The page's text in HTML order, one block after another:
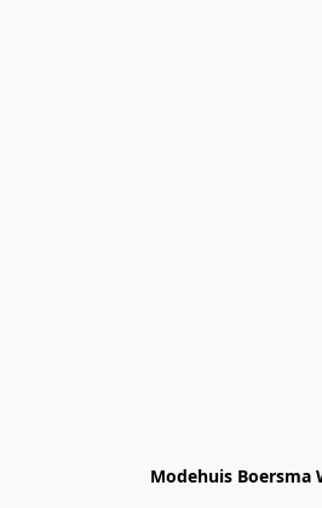
Modehuis Boersma